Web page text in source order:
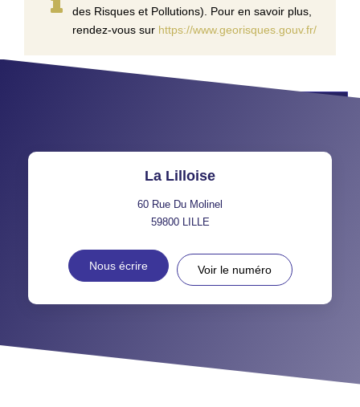
des Risques et Pollutions). Pour en savoir plus,
rendez-vous sur https://www.georisques.gouv.fr/
La Lilloise
60 Rue Du Molinel
59800 LILLE
Nous écrire Voir le numéro